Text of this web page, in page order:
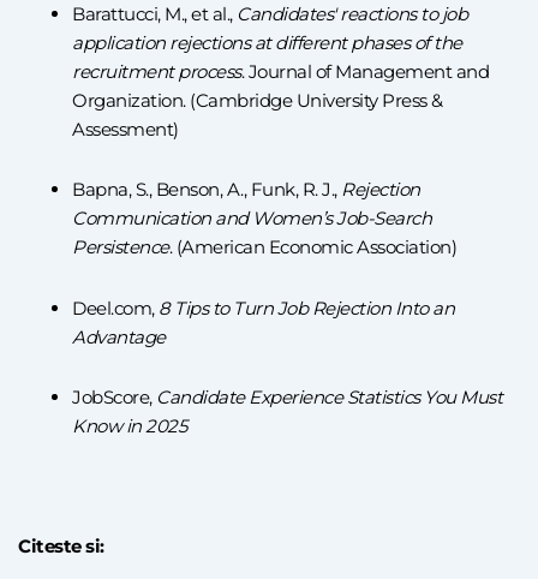
Barattucci, M., et al., Candidates' reactions to job
application rejections at different phases of the
recruitment process. Journal of Management and
Organization. (Cambridge University Press &
Assessment)
Bapna, S., Benson, A., Funk, R. J., Rejection
Communication and Women’s Job-Search
Persistence. (American Economic Association)
Deel.com, 8 Tips to Turn Job Rejection Into an
Advantage
JobScore, Candidate Experience Statistics You Must
Know in 2025
Citeste si: